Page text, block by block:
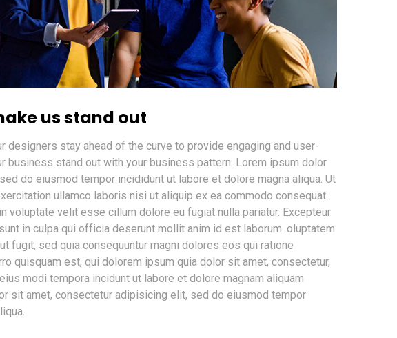
us stand out
designers stay ahead of the curve to provide engaging and user-
business stand out with your business pattern. Lorem ipsum dolor
do eiusmod tempor incididunt ut labore et dolore magna aliqua. Ut
ullamco laboris nisi ut aliquip ex ea commodo consequat.
voluptate velit esse cillum dolore eu fugiat nulla pariatur. Excepteur
in culpa qui officia deserunt mollit anim id est laborum. oluptatem
fugit, sed quia consequuntur magni dolores eos qui ratione
quisquam est, qui dolorem ipsum quia dolor sit amet, consectetur,
modi tempora incidunt ut labore et dolore magnam aliquam
sit amet, consectetur adipisicing elit, sed do eiusmod tempor